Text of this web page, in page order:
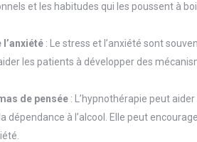
et les habitudes qui les poussent à
: Le stress et l’anxiété sont
aider les patients à développer des
de pensée : L’hypnothérapie peut
dépendance à l’alcool. Elle peut